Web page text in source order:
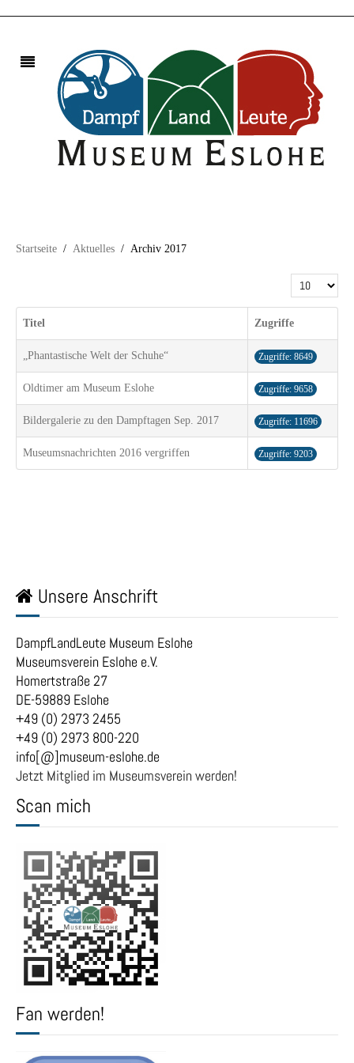
Startseite Aktuelles Archiv 2017
Anzeige #
Titel Zugriffe
„Phantastische Welt der Schuhe“ Zugriffe: 8649
Oldtimer am Museum Eslohe Zugriffe: 9658
Bildergalerie zu den Dampftagen Sep. 2017 Zugriffe: 11696
Museumsnachrichten 2016 vergriffen Zugriffe: 9203
Unsere Anschrift
DampfLandLeute Museum Eslohe
Museumsverein Eslohe e.V.
Homertstraße 27
DE-59889 Eslohe
+49 (0) 2973 2455
+49 (0) 2973 800-220
info[@]museum-eslohe.de
Jetzt Mitglied im Museumsverein werden!
Scan mich
Fan werden!